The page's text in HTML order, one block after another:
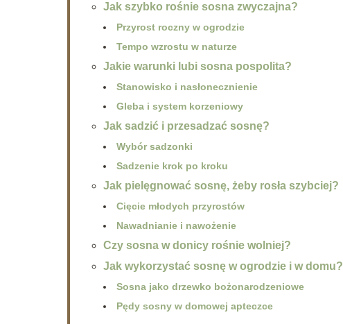
Jak szybko rośnie sosna zwyczajna?
Przyrost roczny w ogrodzie
Tempo wzrostu w naturze
Jakie warunki lubi sosna pospolita?
Stanowisko i nasłonecznienie
Gleba i system korzeniowy
Jak sadzić i przesadzać sosnę?
Wybór sadzonki
Sadzenie krok po kroku
Jak pielęgnować sosnę, żeby rosła szybciej?
Cięcie młodych przyrostów
Nawadnianie i nawożenie
Czy sosna w donicy rośnie wolniej?
Jak wykorzystać sosnę w ogrodzie i w domu?
Sosna jako drzewko bożonarodzeniowe
Pędy sosny w domowej apteczce